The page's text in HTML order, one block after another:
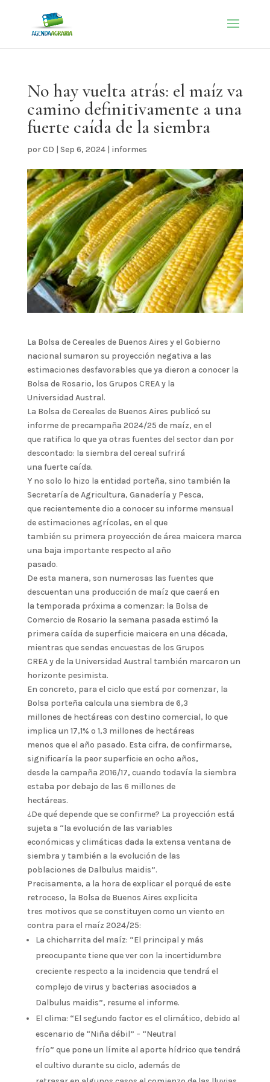
No hay vuelta atrás: el maíz va
camino definitivamente a una
fuerte caída de la siembra
porCD | Sep 6, 2024| informes
La Bolsa de Cereales de Buenos Aires y el Gobierno
nacional sumaron su proyección negativa a las
estimaciones desfavorables que ya dieron a conocer la
Bolsa de Rosario, los Grupos CREA y la
Universidad Austral.
La Bolsa de Cereales de Buenos Aires publicó su
informe de precampaña 2024/25 de maíz, en el
que ratifica lo que ya otras fuentes del sector dan por
descontado: la siembra del cereal sufrirá
una fuerte caída.
Y no solo lo hizo la entidad porteña, sino también la
Secretaría de Agricultura, Ganadería y Pesca,
que recientemente dio a conocer su informe mensual
de estimaciones agrícolas, en el que
también su primera proyección de área maicera marca
una baja importante respecto al año
pasado.
De esta manera, son numerosas las fuentes que
descuentan una producción de maíz que caerá en
la temporada próxima a comenzar: la Bolsa de
Comercio de Rosario la semana pasada estimó la
primera caída de superficie maicera en una década,
mientras que sendas encuestas de los Grupos
CREA y de la Universidad Austral también marcaron un
horizonte pesimista.
En concreto, para el ciclo que está por comenzar, la
Bolsa porteña calcula una siembra de 6,3
millones de hectáreas con destino comercial, lo que
implica un 17,1% o 1,3 millones de hectáreas
menos que el año pasado. Esta cifra, de confirmarse,
significaría la peor superficie en ocho años,
desde la campaña 2016/17, cuando todavía la siembra
estaba por debajo de las 6 millones de
hectáreas.
¿De qué depende que se confirme? La proyección está
sujeta a “la evolución de las variables
económicas y climáticas dada la extensa ventana de
siembra y también a la evolución de las
poblaciones de Dalbulus maidis”.
Precisamente, a la hora de explicar el porqué de este
retroceso, la Bolsa de Buenos Aires explicita
tres motivos que se constituyen como un viento en
contra para el maíz 2024/25:
La chicharrita del maíz: “El principal y más
preocupante tiene que ver con la incertidumbre
creciente respecto a la incidencia que tendrá el
complejo de virus y bacterias asociados a
Dalbulus maidis”, resume el informe.
El clima: “El segundo factor es el climático, debido al
escenario de “Niña débil” – “Neutral
frío” que pone un límite al aporte hídrico que tendrá
el cultivo durante su ciclo, además de